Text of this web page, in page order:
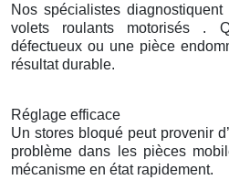
Nos spécialistes
volets roulants motorisés .
défectueux ou une pièce
résultat durable.
Réglage efficace
Un stores bloqué peut provenir
problème dans les pièces
mécanisme en état rapidement.